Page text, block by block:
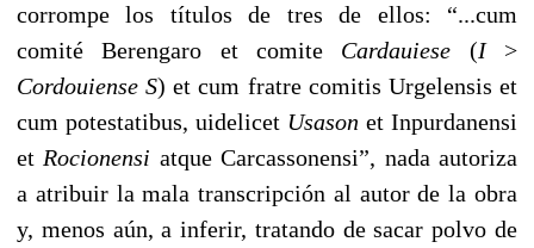
corrompe los títulos de tres de ellos: “...cum
comité Berengaro et comite Cardauiese (I >
Cordouiense S) et cum fratre comitis Urgelensis et
cum potestatibus, uidelicet Usason et Inpurdanensi
et Rocionensi atque Carcassonensi”, nada autoriza
a atribuir la mala transcripción al autor de la obra
y, menos aún, a inferir, tratando de sacar polvo de